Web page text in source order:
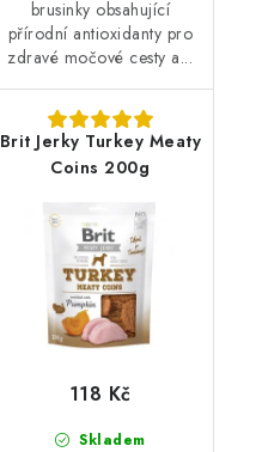
brusinky obsahující
přírodní antioxidanty pro
zdravé močové cesty a...
Brit Jerky Turkey Meaty
Coins 200g
Skladem
118 Kč